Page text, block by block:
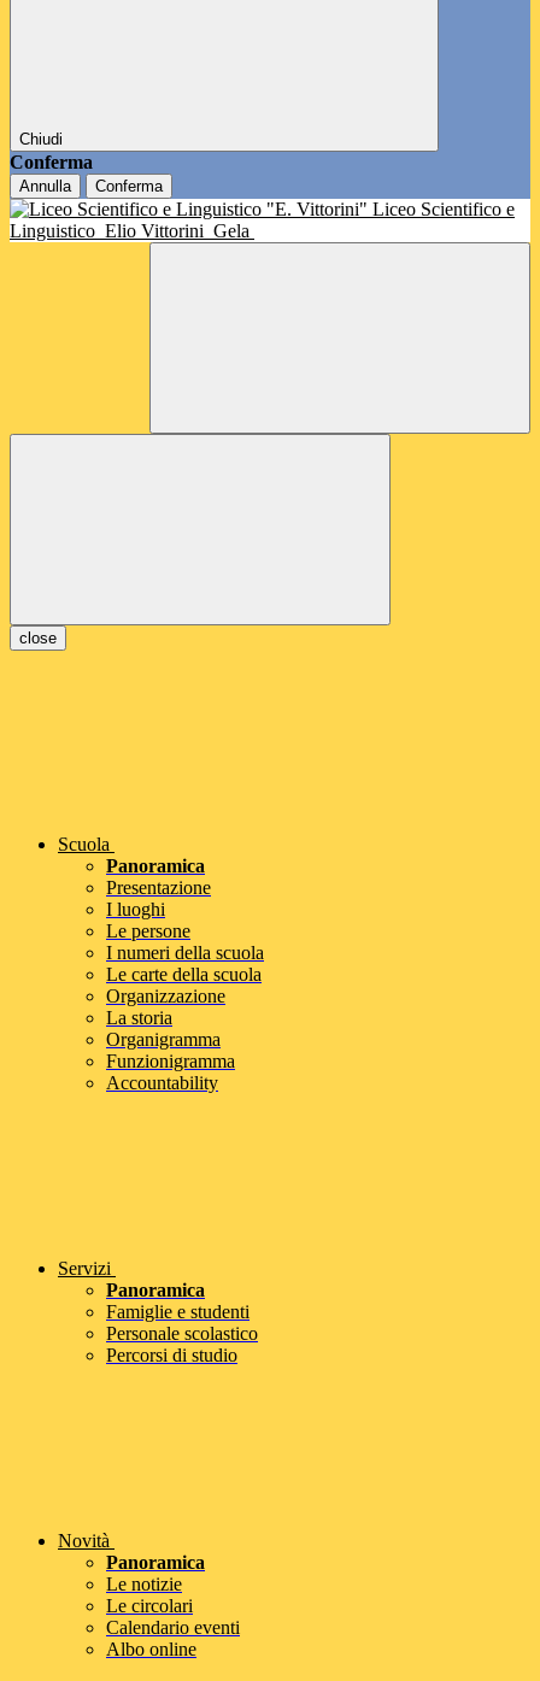
Chiudi
Conferma
Annulla Conferma
Liceo Scientifico e
Linguistico Elio Vittorini Gela
close
Scuola
Panoramica
Presentazione
I luoghi
Le persone
I numeri della scuola
Le carte della scuola
Organizzazione
La storia
Organigramma
Funzionigramma
Accountability
Servizi
Panoramica
Famiglie e studenti
Personale scolastico
Percorsi di studio
Novità
Panoramica
Le notizie
Le circolari
Calendario eventi
Albo online